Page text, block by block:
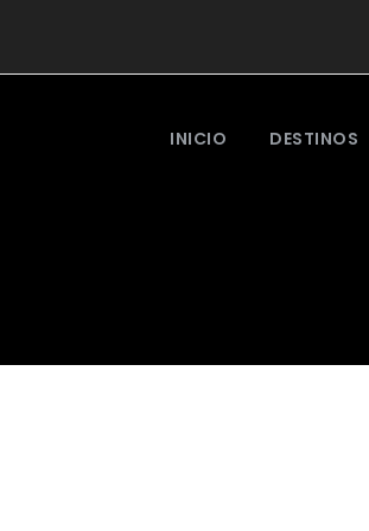
INICIO DESTINOS